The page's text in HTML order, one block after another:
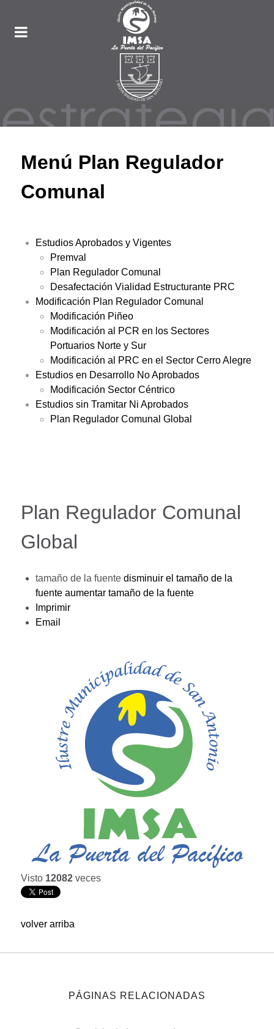
Menú Plan Regulador
Comunal
Estudios Aprobados y Vigentes
Premval
Plan Regulador Comunal
Desafectación Vialidad Estructurante PRC
Modificación Plan Regulador Comunal
Modificación Piñeo
Modificación al PCR en los Sectores
Portuarios Norte y Sur
Modificación al PRC en el Sector Cerro Alegre
Estudios en Desarrollo No Aprobados
Modificación Sector Céntrico
Estudios sin Tramitar Ni Aprobados
Plan Regulador Comunal Global
Plan Regulador Comunal
Global
tamaño de la fuente disminuir el tamaño de la
fuente aumentar tamaño de la fuente
Imprimir
Email
Visto 12082 veces
volver arriba
PÁGINAS RELACIONADAS